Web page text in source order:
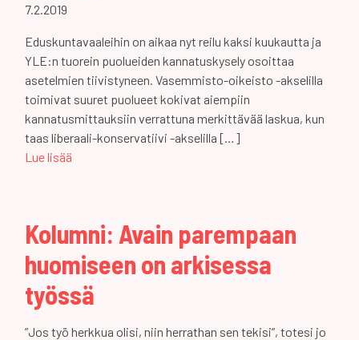
7.2.2019
Eduskuntavaaleihin on aikaa nyt reilu kaksi kuukautta ja
YLE:n tuorein puolueiden kannatuskysely osoittaa
asetelmien tiivistyneen. Vasemmisto-oikeisto -akselilla
toimivat suuret puolueet kokivat aiempiin
kannatusmittauksiin verrattuna merkittävää laskua, kun
taas liberaali-konservatiivi -akselilla […]
Lue lisää
Kolumni: Avain parempaan
huomiseen on arkisessa
työssä
”Jos työ herkkua olisi, niin herrathan sen tekisi”, totesi jo